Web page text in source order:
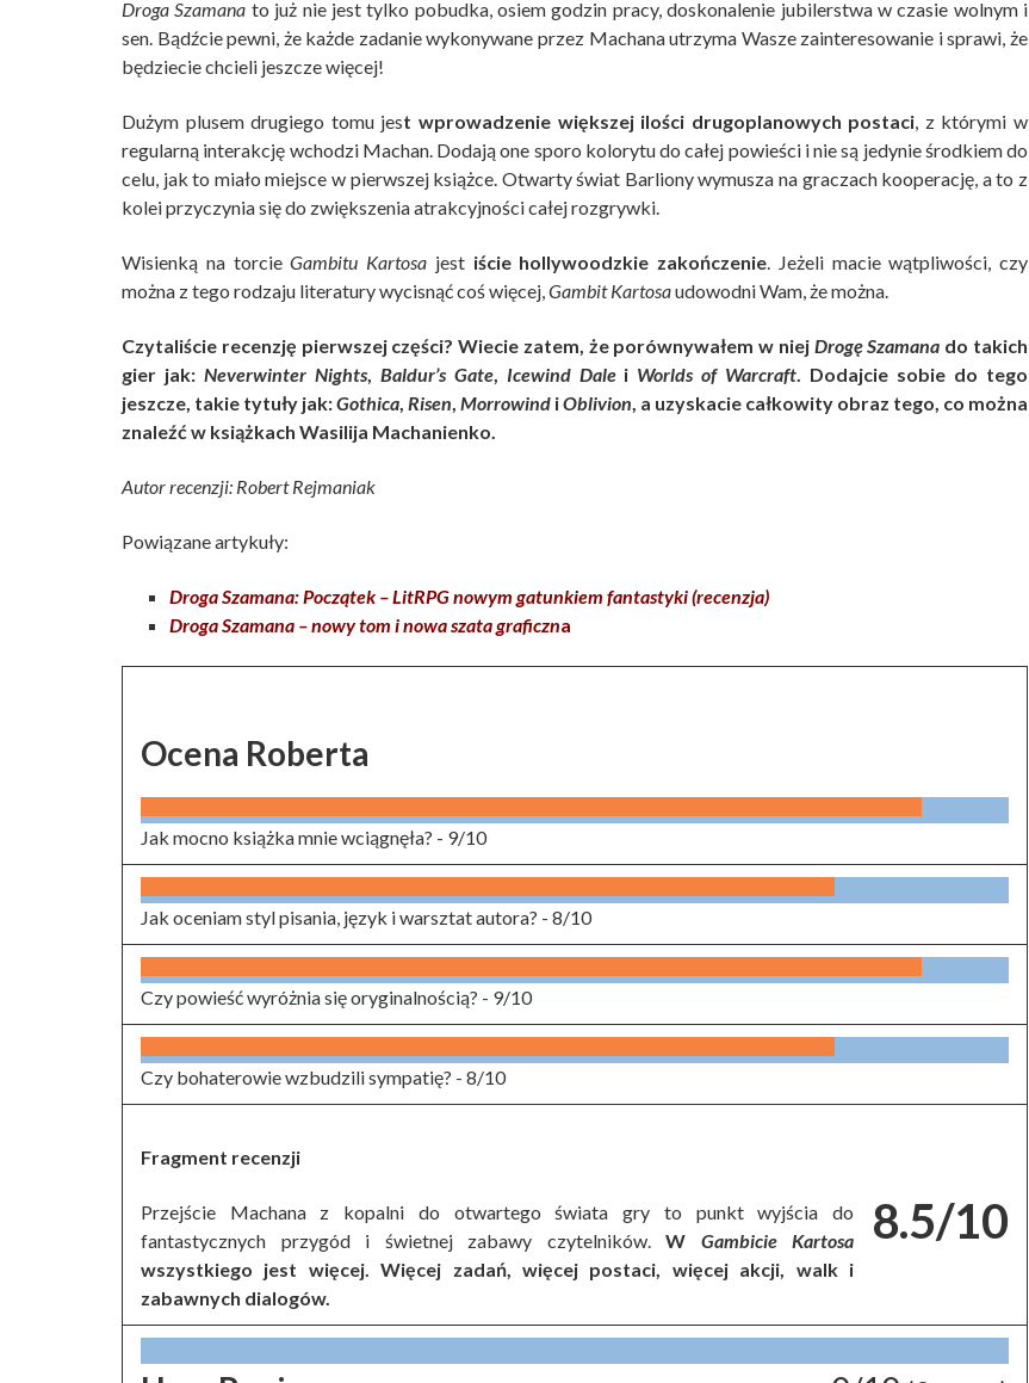
Droga Szamana to już nie jest tylko pobudka, osiem godzin pracy, doskonalenie jubilerstwa w czasie wolnym i
sen. Bądźcie pewni, że każde zadanie wykonywane przez Machana utrzyma Wasze zainteresowanie i sprawi, że
będziecie chcieli jeszcze więcej!
Dużym plusem drugiego tomu jest wprowadzenie większej ilości drugoplanowych postaci , z którymi w
regularną interakcję wchodzi Machan. Dodają one sporo kolorytu do całej powieści i nie są jedynie środkiem do
celu, jak to miało miejsce w pierwszej książce. Otwarty świat Barliony wymusza na graczach kooperację, a to z
kolei przyczynia się do zwiększenia atrakcyjności całej rozgrywki.
Wisienką na torcieGambitu Kartosa jest iście hollywoodzkie zakończenie . Jeżeli macie wątpliwości, czy
można z tego rodzaju literatury wycisnąć coś więcej, Gambit Kartosaudowodni Wam, że można.
Czytaliście recenzję pierwszej części? Wiecie zatem, że porównywałem w niej Drogę Szamana do takich
gier jak: Neverwinter Nights, Baldur’s Gate, Icewind Dalei Worlds of Warcraft . Dodajcie sobie do tego
jeszcze, takie tytuły jak:Gothica Risen Morrowind iOblivion , a uzyskacie całkowity obraz tego, co można
znaleźć w książkach Wasilija Machanienko.
Autor recenzji: Robert Rejmaniak
Powiązane artykuły:
Droga Szamana: Początek – LitRPG nowym gatunkiem fantastyki (recenzja)
Droga Szamana – nowy tom i nowa szata graficzna
Ocena Roberta
Jak mocno książka mnie wciągnęła? - 9/10
Jak oceniam styl pisania, język i warsztat autora? - 8/10
Czy powieść wyróżnia się oryginalnością? - 9/10
Czy bohaterowie wzbudzili sympatię? - 8/10
8.5/10
Fragment recenzji
Przejście Machana z kopalni do otwartego świata gry to punkt wyjścia do
fantastycznych przygód i świetnej zabawy czytelników. W Gambicie Kartosa
wszystkiego jest więcej. Więcej zadań, więcej postaci, więcej akcji, walk i
zabawnych dialogów.